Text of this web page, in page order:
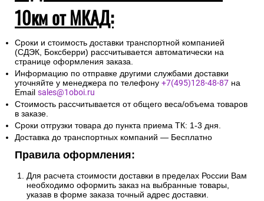
10км от МКАД:
Сроки и стоимость доставки транспортной компанией
(СДЭК, Боксберри) рассчитывается автоматически на
странице оформления заказа.
Информацию по отправке другими службами доставки
уточняйте у менеджера по телефону +7(495)128-48-87 на
Email sales@1oboi.ru
Стоимость рассчитывается от общего веса/объема товаров
в заказе.
Сроки отгрузки товара до пункта приема ТК: 1-3 дня.
Доставка до транспортных компаний — Бесплатно
Правила оформления:
Для расчета стоимости доставки в пределах России Вам
необходимо оформить заказ на выбранные товары,
указав в форме заказа точный адрес доставки.